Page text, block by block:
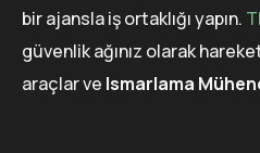
bir ajansla iş ortaklığı yapın.
güvenlik ağınız olarak
araçlar ve Ismarlama